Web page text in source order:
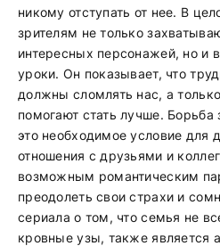
никому отступать от нее. В
зрителям не только
интересных персонажей, но и
уроки. Он показывает, что
должны сломлять нас, а
помогают стать лучше.
это необходимое условие для
отношения с друзьями и
возможным романтическим
преодолеть свои страхи и
сериала о том, что семья не
кровные узы, также является